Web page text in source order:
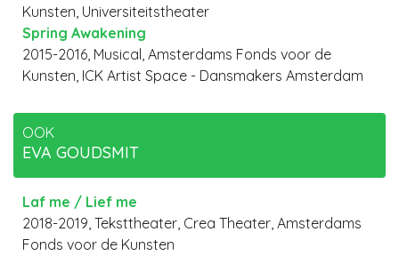
Kunsten, Universiteitstheater
Spring Awakening
2015-2016, Musical, Amsterdams Fonds voor de
Kunsten, ICK Artist Space - Dansmakers Amsterdam
OOK
EVA GOUDSMIT
Laf me / Lief me
2018-2019, Teksttheater, Crea Theater, Amsterdams
Fonds voor de Kunsten